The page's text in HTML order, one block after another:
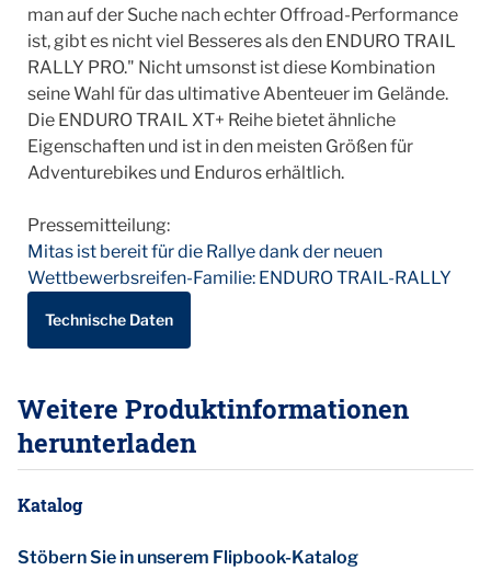
man auf der Suche nach echter Offroad-Performance
ist, gibt es nicht viel Besseres als den ENDURO TRAIL
RALLY PRO." Nicht umsonst ist diese Kombination
seine Wahl für das ultimative Abenteuer im Gelände.
Die ENDURO TRAIL XT+ Reihe bietet ähnliche
Eigenschaften und ist in den meisten Größen für
Adventurebikes und Enduros erhältlich.
Pressemitteilung:
Mitas ist bereit für die Rallye dank der neuen
Wettbewerbsreifen-Familie: ENDURO TRAIL-RALLY
Technische Daten
Weitere Produktinformationen
herunterladen
Katalog
Stöbern Sie in unserem Flipbook-Katalog